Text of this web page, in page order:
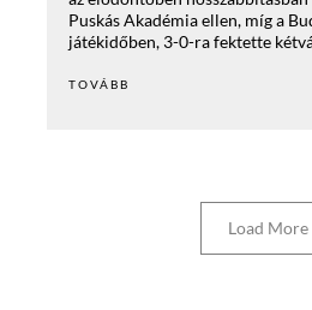
Puskás Akadémia ellen, míg a
játékidőben, 3-0-ra fektette
TOVÁBB
Load More